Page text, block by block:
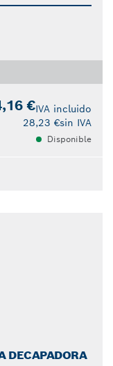
€IVA incluido
28,23 €sin IVA
Disponible
DECAPADORA